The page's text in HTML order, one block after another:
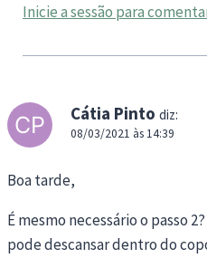
Inicie a sessão para
Cátia Pinto diz:
08/03/2021 às 14:39
Boa tarde,
É mesmo necessário o passo
pode descansar dentro do